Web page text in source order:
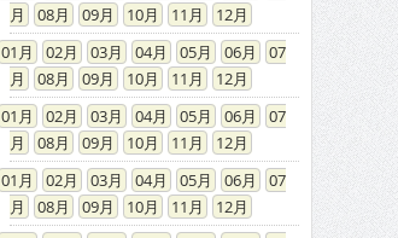
08
09 10 11
12
01 02 03 04 05 06
07
08
09 10 11
12
01 02 03 04 05 06
07
08
09 10 11
12
01 02 03 04 05 06
07
08
09 10 11
12